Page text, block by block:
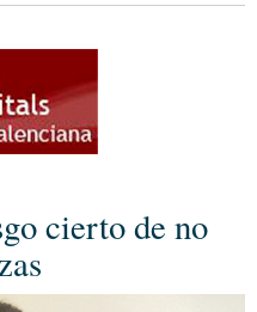
cierto de no